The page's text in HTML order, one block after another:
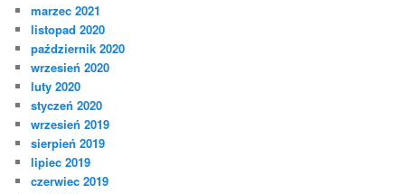
marzec 2021
listopad 2020
październik 2020
wrzesień 2020
luty 2020
styczeń 2020
wrzesień 2019
sierpień 2019
lipiec 2019
czerwiec 2019